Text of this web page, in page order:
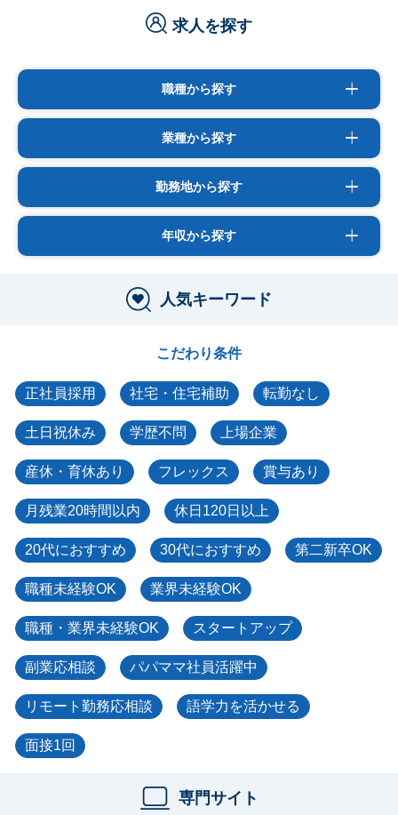
求人を探す
職種から探す
業種から探す
勤務地から探す
年収から探す
人気キーワード
こだわり条件
正社員採用 社宅・住宅補助 転勤なし
土日祝休み 学歴不問 上場企業
産休・育休あり フレックス 賞与あり
月残業20時間以内 休日120日以上
20代におすすめ 30代におすすめ 第二新卒OK
職種未経験OK 業界未経験OK
職種・業界未経験OK スタートアップ
副業応相談 パパママ社員活躍中
リモート勤務応相談 語学力を活かせる
面接1回
専門サイト